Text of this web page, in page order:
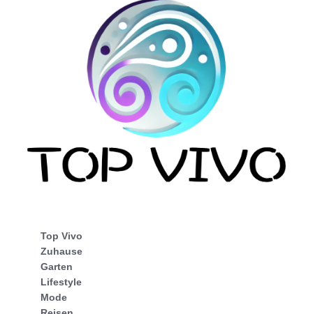
Top Vivo
Zuhause
Garten
Lifestyle
Mode